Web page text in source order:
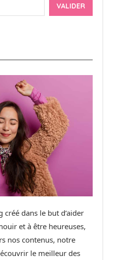
VALIDER
dans le but d’aider
et à être heureuses,
nos contenus, notre
le meilleur des